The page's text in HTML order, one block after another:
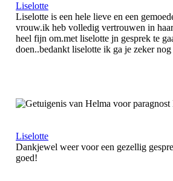
Liselotte
Liselotte is een hele lieve en een
vrouw.ik heb volledig vertrouwen in
heel fijn om.met liselotte jn gesprek te
doen..bedankt liselotte ik ga je zeker
Liselotte
Dankjewel weer voor een gezellig
goed!